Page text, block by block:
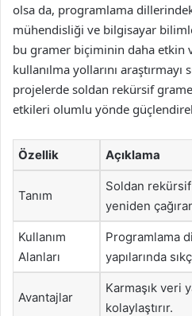
olsa da, programlama
mühendisliği ve bilgisayar
bu gramer biçiminin daha etkin
kullanılma yollarını
projelerde soldan rekürsif
etkileri olumlu yönde
Özellik Açıklama
Tanım
Soldan
yeniden
Kullanım
Alanları
Programlama
yapılarında
Avantajlar
Karmaşık veri
kolaylaştırır.